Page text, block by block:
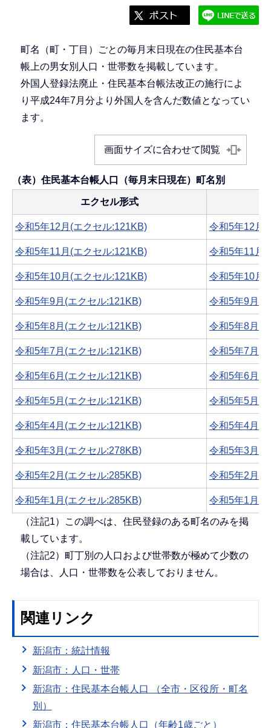
町名（町・丁目）ごとの毎月末日現在の住民基本台
帳上の男女別人口・世帯数を掲載しています。
外国人登録法廃止・住民基本台帳法改正の施行によ
り平成24年7月分より外国人を含んだ数値となってい
ます。
画面サイズに合わせて閲覧
（表）住民基本台帳人口（毎月末日現在）町名別
エクセル形式
令和5年12月(エクセル:121KB) 令和5年12月
令和5年11月(エクセル:121KB) 令和5年11月
令和5年10月(エクセル:121KB) 令和5年10月
令和5年9月(エクセル:121KB) 令和5年9月
令和5年8月(エクセル:121KB) 令和5年8月
令和5年7月(エクセル:121KB) 令和5年7月
令和5年6月(エクセル:121KB) 令和5年6月
令和5年5月(エクセル:121KB) 令和5年5月
令和5年4月(エクセル:121KB) 令和5年4月
令和5年3月(エクセル:278KB) 令和5年3月
令和5年2月(エクセル:285KB) 令和5年2月
令和5年1月(エクセル:285KB) 令和5年1月
（注記1）この調べは、住民登録のある町名のみを掲
載しています。
（注記2）町丁別の人口および世帯数が極めて少数の
場合は、人口・世帯数を公表しておりません。
関連リンク
新潟市：統計情報
新潟市：人口・世帯
新潟市：住民基本台帳人口 （全市・区役所・町名
別）
新潟市：住民基本台帳人口（年齢1歳ごと）